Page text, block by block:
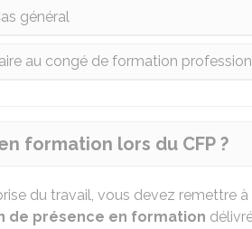
général
au congé de formation
formation lors du CFP ?
du travail, vous devez remettre
de présence en formation